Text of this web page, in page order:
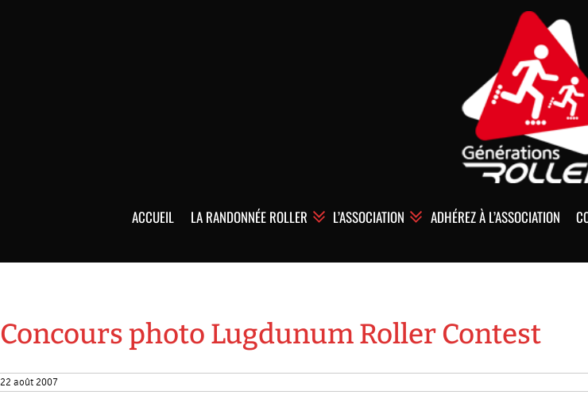
ACCUEIL LA RANDONNÉE ROLLER L’ASSOCIATION ADHÉREZ À L’ASSOCIATION
Concours photo Lugdunum Roller Contest
22 août 2007